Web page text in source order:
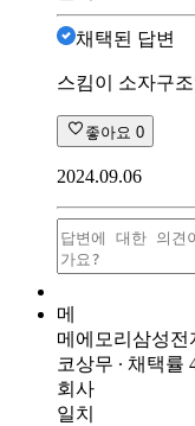
채택된 답변
스킴이 소자구
좋아요 0
2024.09.06
메
메에모리 삼성전
코상무 ∙ 채택률
회사
일치